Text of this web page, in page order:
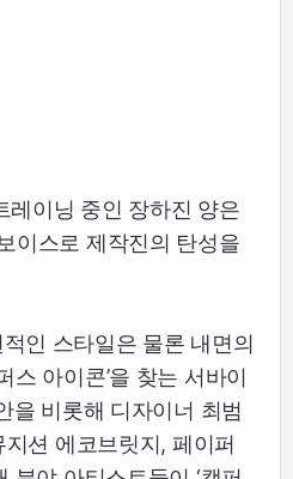
레이닝 중인 장하진 양은
이스로 제작진의 탄성을
인 스타일은 물론 내면의
스 아이콘’을 찾는 서바이
을 비롯해 디자이너 최범
션 에코브릿지, 페이퍼